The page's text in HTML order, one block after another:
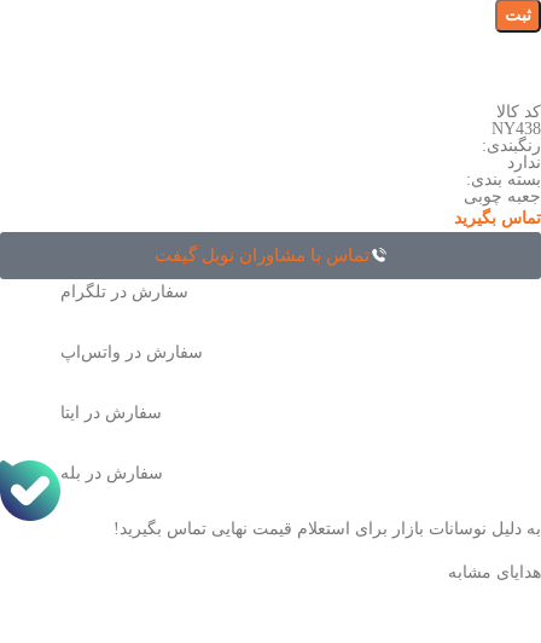
کد کالا
NY438
رنگبندی:
ندارد
بسته بندی:
جعبه چوبی
تماس بگیرید
تماس با مشاوران نوبل گیفت
سفارش در تلگرام
سفارش در واتس‌اپ
سفارش در ایتا
سفارش در بله
به دلیل نوسانات بازار برای استعلام قیمت نهایی تماس بگیرید!
هدایای مشابه